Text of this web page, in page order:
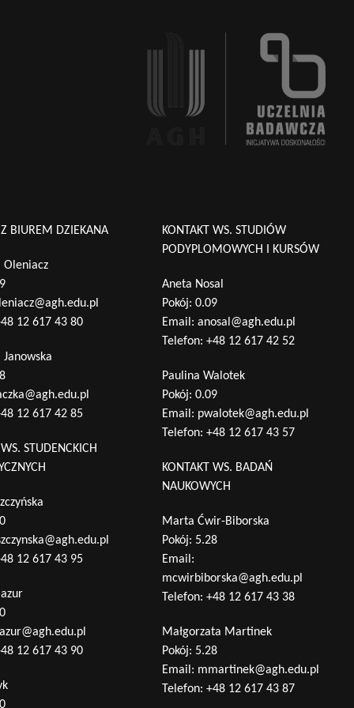
BIUREM DZIEKANA
Oleniacz
12 617 43 80
12 617 42 85
STUDENCKICH
12 617 43 95
12 617 43 90
KONTAKT WS. STUDIÓW
PODYPLOMOWYCH I KURSÓW
Aneta Nosal
Pokój: 0.09
Email: anosal@agh.edu.pl
Telefon: +48 12 617 42 52
Paulina Walotek
Pokój: 0.09
Email: pwalotek@agh.edu.pl
Telefon: +48 12 617 43 57
KONTAKT WS. BADAŃ
NAUKOWYCH
Marta Ćwir-Biborska
Pokój: 5.28
Email:
mcwirbiborska@agh.edu.pl
Telefon: +48 12 617 43 38
Małgorzata Martinek
Pokój: 5.28
Email: mmartinek@agh.edu.pl
Telefon: +48 12 617 43 87